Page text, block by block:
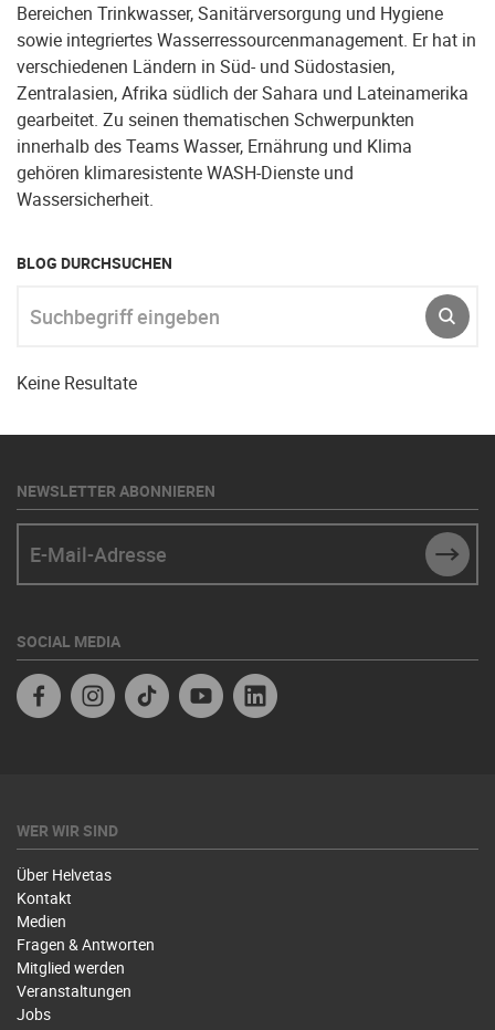
Bereichen Trinkwasser, Sanitärversorgung und Hygiene
sowie integriertes Wasserressourcenmanagement. Er hat in
verschiedenen Ländern in Süd- und Südostasien,
Zentralasien, Afrika südlich der Sahara und Lateinamerika
gearbeitet. Zu seinen thematischen Schwerpunkten
innerhalb des Teams Wasser, Ernährung und Klima
gehören klimaresistente WASH-Dienste und
Wassersicherheit.
BLOG DURCHSUCHEN
Keine Resultate
NEWSLETTER ABONNIEREN
SOCIAL MEDIA
FacebookInstagramTikTok Youtube
WER WIR SIND
Über Helvetas
Kontakt
Medien
Fragen & Antworten
Mitglied werden
Veranstaltungen
Jobs